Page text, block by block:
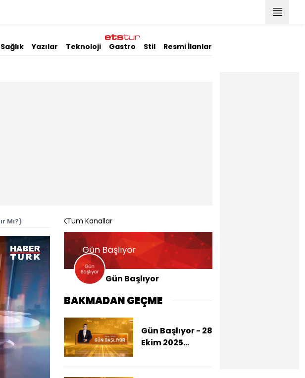
Sağlık Yazılar Teknoloji Gastro Stil Resmi İlanlar
Mı?) Tüm Kanallar
Gün Başlıyor
BAKMADAN GEÇME
Gün Başlıyor - 28
Ekim 2025
Büyüklüğünde